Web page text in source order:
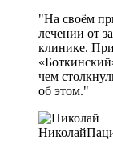
"На своём
лечении от
клинике.
чем
об этом."
Николай